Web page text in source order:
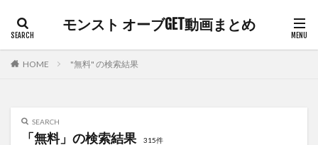
モンスト オーブGET動画まとめ
HOME "無料" の検索結果
SEARCH
「無料」の検索結果 315件